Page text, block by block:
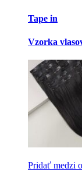
Tape in
Vzorka
Pridať medzi